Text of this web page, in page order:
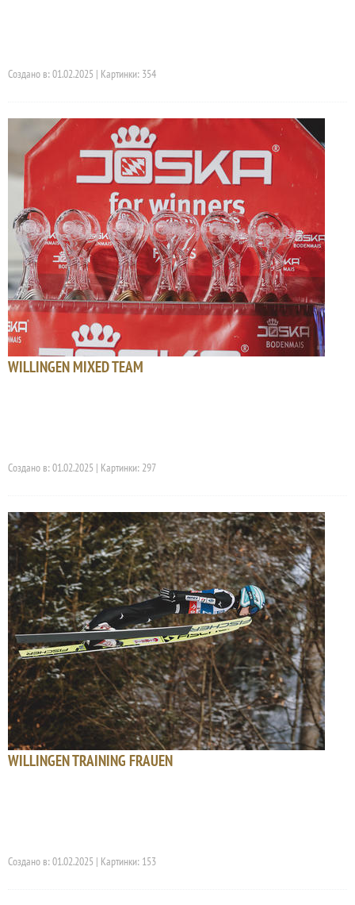
Создано в: 01.02.2025 | Картинки: 354
WILLINGEN MIXED TEAM
Создано в: 01.02.2025 | Картинки: 297
WILLINGEN TRAINING FRAUEN
Создано в: 01.02.2025 | Картинки: 153